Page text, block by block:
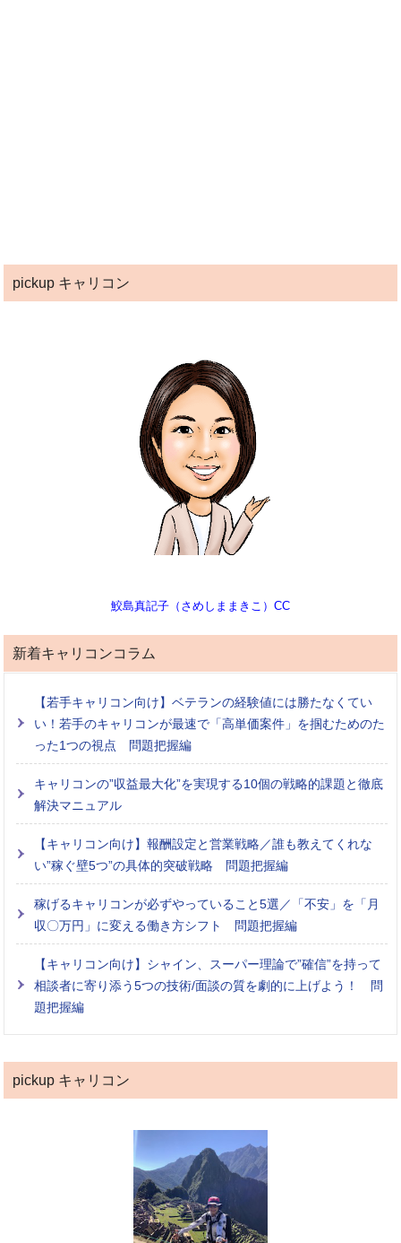
pickup キャリコン
鮫島真記子（さめしままきこ）CC
新着キャリコンコラム
【若手キャリコン向け】ベテランの経験値には勝たなくてい
い！若手のキャリコンが最速で「高単価案件」を掴むためのた
った1つの視点 問題把握編
キャリコンの”収益最大化”を実現する10個の戦略的課題と徹底
解決マニュアル
【キャリコン向け】報酬設定と営業戦略／誰も教えてくれな
い”稼ぐ壁5つ”の具体的突破戦略 問題把握編
稼げるキャリコンが必ずやっていること5選／「不安」を「月
収〇万円」に変える働き方シフト 問題把握編
【キャリコン向け】シャイン、スーパー理論で”確信”を持って
相談者に寄り添う5つの技術/面談の質を劇的に上げよう！ 問
題把握編
pickup キャリコン